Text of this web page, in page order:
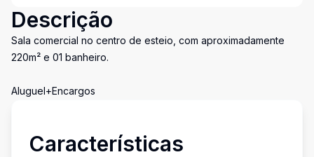
Descrição
Sala comercial no centro de esteio, com aproximadamente
220m² e 01 banheiro.
Aluguel+Encargos
Características